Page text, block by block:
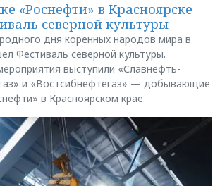
«Роснефти» в Красноярске
северной культуры
дня коренных народов мира в
Фестиваль северной культуры.
выступили «Славнефть-
и «Востсибнефтегаз» — добывающие
в Красноярском крае